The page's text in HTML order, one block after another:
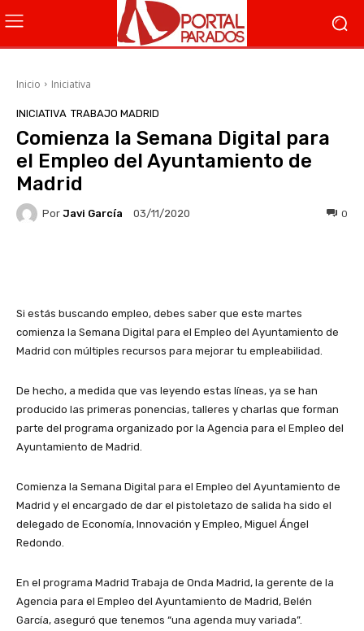
Inicio Iniciativa
INICIATIVA TRABAJO MADRID
Comienza la Semana Digital para
el Empleo del Ayuntamiento de
Madrid
Por Javi García 03/11/2020 0
Si estás buscando empleo, debes saber que este martes
comienza la Semana Digital para el Empleo del Ayuntamiento de
Madrid con múltiples recursos para mejorar tu empleabilidad.
De hecho, a medida que vas leyendo estas líneas, ya se han
producido las primeras ponencias, talleres y charlas que forman
parte del programa organizado por la Agencia para el Empleo del
Ayuntamiento de Madrid.
Comienza la Semana Digital para el Empleo del Ayuntamiento de
Madrid y el encargado de dar el pistoletazo de salida ha sido el
delegado de Economía, Innovación y Empleo, Miguel Ángel
Redondo.
En el programa Madrid Trabaja de Onda Madrid, la gerente de la
Agencia para el Empleo del Ayuntamiento de Madrid, Belén
García, aseguró que tenemos “una agenda muy variada”.